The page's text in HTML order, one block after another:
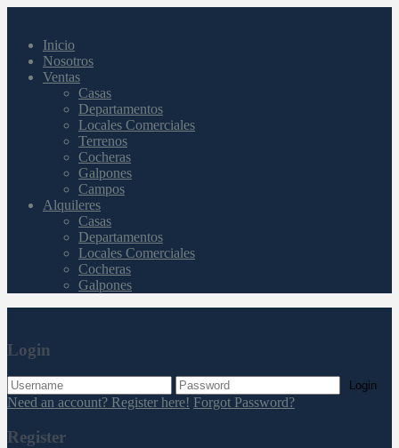
Inicio
Nosotros
Ventas
Casas
Departamentos
Locales Comerciales
Terrenos
Cocheras
Galpones
Campos
Alquileres
Casas
Departamentos
Locales Comerciales
Cocheras
Galpones
Login
Login
Need an account? Register here! Forgot Password?
Register